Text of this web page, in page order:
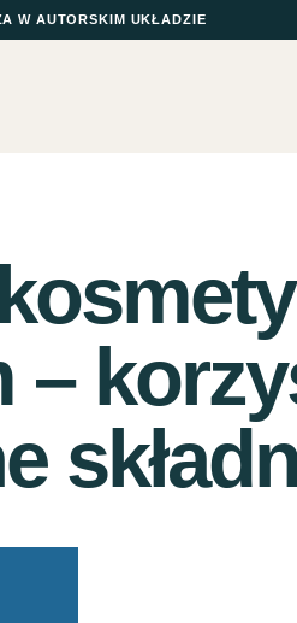
W AUTORSKIM UKŁADZIE
–